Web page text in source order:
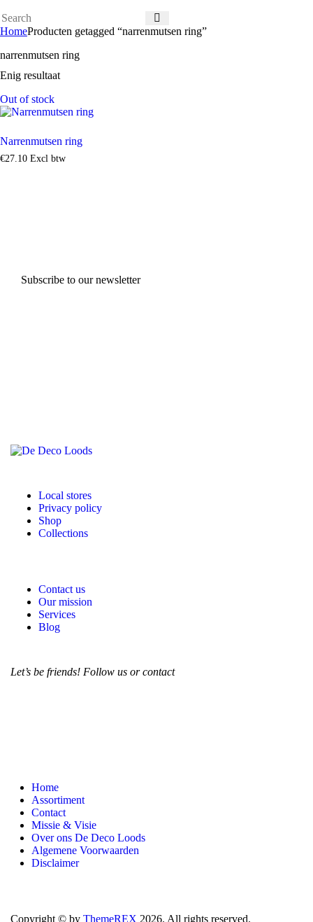
HomeProducten getagged “narrenmutsen ring”
narrenmutsen ring
Enig resultaat
Out of stock
Narrenmutsen ring
€27 10 Excl btw
Subscribe to our newsletter
Local stores
Privacy policy
Shop
Collections
Contact us
Our mission
Services
Blog
Let’s be friends! Follow us or contact
Home
Assortiment
Contact
Missie & Visie
Over ons De Deco Loods
Algemene Voorwaarden
Disclaimer
Copyright © by ThemeREX 2026. All rights reserved.